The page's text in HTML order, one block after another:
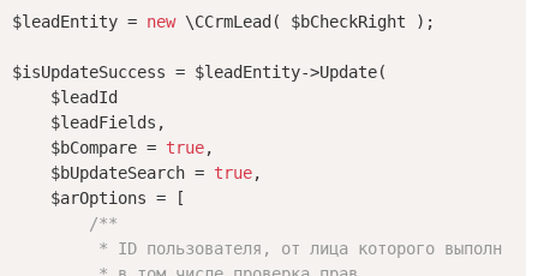
$leadEntity = new \CCrmLead( $bCheckRight );
$isUpdateSuccess = $leadEntity->Update(
    $leadId
    $leadFields,
    $bCompare =
true,
    $bUpdateSearch =
true,
    $arOptions = [
/**
* ID пользователя, от лица которого